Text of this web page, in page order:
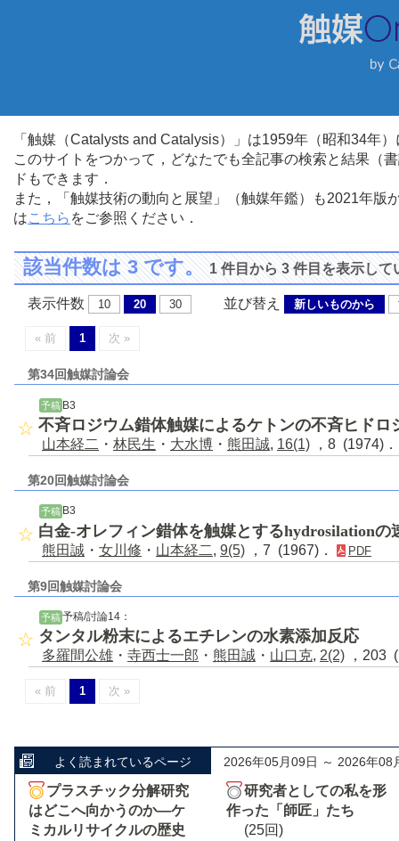
「触媒（Catalysts and Catalysis）」は1959年（昭和34年
このサイトをつかって，どなたでも全記事の検索と結果（
ドもできます．
また，「触媒技術の動向と展望」（触媒年鑑）も2021年
はこちら をご参照ください．
該当件数は 3 です。1 件目から 3 件目を表示して
表示件数 10 20 30 並び替え 新しいものから
« 前 1 次 »
第34回触媒討論会
予稿 B3
不斉ロジウム錯体触媒によるケトンの不斉ヒドロ
山本経二 ・ 林民生 ・ 大水博 ・ 熊田誠, 16(1) ，8 (1974)
第20回触媒討論会
予稿 B3
白金-オレフィン錯体を触媒とするhydrosilationの
熊田誠 ・ 女川修 ・ 山本経二, 9(5) ，7 (1967)． PDF
第9回触媒討論会
予稿 予稿/討論14：
タンタル粉末によるエチレンの水素添加反応
多羅間公雄 ・ 寺西士一郎 ・ 熊田誠 ・ 山口克, 2(2) ，203
« 前 1 次 »
よく読まれているページ 2026年05月09日 ～ 2026年08
プラスチック分解研究
はどこへ向かうのか―ケ
ミカルリサイクルの歴史
研究者としての私を形
作った「師匠」たち
(25回)